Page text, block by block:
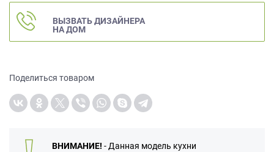
ВЫЗВАТЬ ДИЗАЙНЕРА
НА ДОМ
Поделиться товаром
ВНИМАНИЕ! - Данная модель кухни